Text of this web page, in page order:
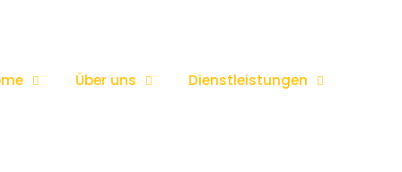
Über uns Dienstleistungen